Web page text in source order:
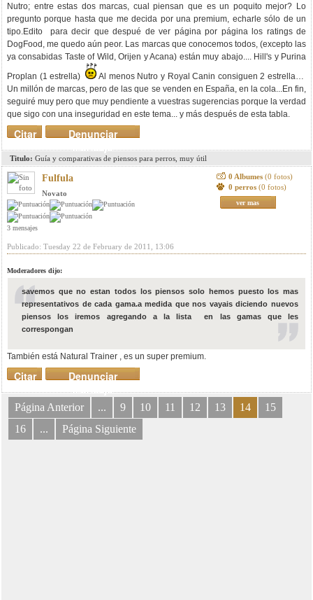
Nutro; entre estas dos marcas, cual piensan que es un poquito mejor? Lo
pregunto porque hasta que me decida por una premium, echarle sólo de un
tipo.Edito para decir que despué de ver página por página los ratings de
DogFood, me quedo aún peor. Las marcas que conocemos todos, (excepto las
ya consabidas Taste of Wild, Orijen y Acana) están muy abajo.... Hill's y Purina
Proplan (1 estrella)
Al menos Nutro y Royal Canin consiguen 2 estrellas...
Un millón de marcas, pero de las que se venden en España, en la cola...En fin,
seguiré muy pero que muy pendiente a vuestras sugerencias porque la verdad
que sigo con una inseguridad en este tema... y más después de esta tabla.
Denunciar
mensaje
Citar
Titulo: Guía y comparativas de piensos para perros, muy útil
Fulfula
Novato
3 mensajes
0 Albumes (0 fotos)
0 perros (0 fotos)
ver mas
Publicado: Tuesday 22 de February de 2011, 13:06
Moderadores dijo:
savemos que no estan todos los piensos solo hemos puesto los mas
representativos de cada gama.a medida que nos vayais diciendo nuevos
piensos los iremos agregando a la lista en las gamas que les
correspongan
También está Natural Trainer , es un super premium.
Denunciar
mensaje
Citar
Página Anterior ... 9 10 11 12 13 14
15
16
... Página Siguiente